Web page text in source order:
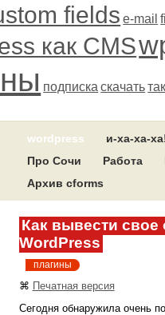
fields e-mail
как CMS
подписка скачать
wordpress
и-ха-ха-
Про Сочи
Работа
Архив cforms
Как вывести свое
WordPress
плагины
⌘ Печатная версия
Сегодня обнаружила очень